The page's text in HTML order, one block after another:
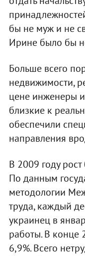
бы не муж и не
Ирине было бы
Больше всего
недвижимости,
цене инженеры и
близкие к
обеспечили
направления
В 2009 году
По данным
методологии
труда, каждый
украинец в
работы. В конце
6,9%. Всего